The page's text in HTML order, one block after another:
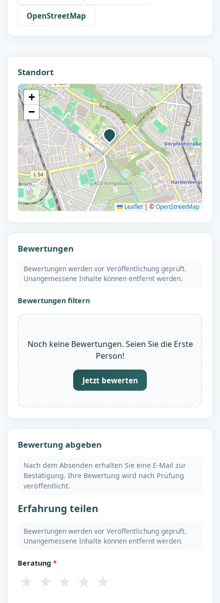
OpenStreetMap
Standort
+
−
Leaflet | ©OpenStreetMap
Bewertungen
Bewertungen werden vor Veröffentlichung geprüft.
Unangemessene Inhalte können entfernt werden.
Bewertungen filtern
Noch keine Bewertungen. Seien Sie die Erste
Person!
Jetzt bewerten
Bewertung abgeben
Nach dem Absenden erhalten Sie eine E-Mail zur
Bestätigung. Ihre Bewertung wird nach Prüfung
veröffentlicht.
Erfahrung teilen
Bewertungen werden vor Veröffentlichung geprüft.
Unangemessene Inhalte können entfernt werden.
Beratung*
★ ★ ★ ★ ★